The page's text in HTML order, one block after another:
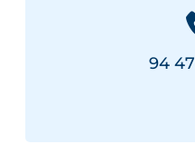
94